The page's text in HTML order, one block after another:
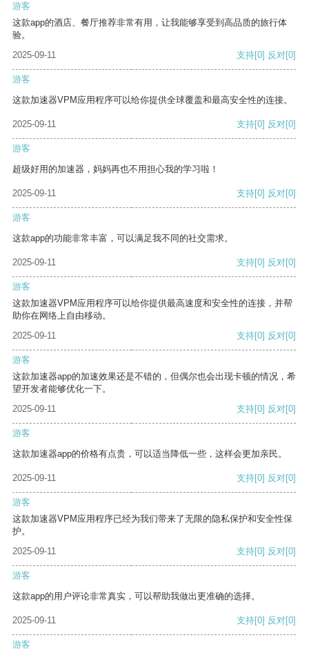
游客
这款app的酒店、餐厅推荐非常有用，让我能够享受到高品质的旅行体
验。
2025-09-11
支持[0] 反对[0]
游客
这款加速器VPM应用程序可以给你提供全球覆盖和最高安全性的连接。
2025-09-11 支持[0] 反对[0]
游客
超级好用的加速器，妈妈再也不用担心我的学习啦！
2025-09-11 支持[0] 反对[0]
游客
这款app的功能非常丰富，可以满足我不同的社交需求。
2025-09-11 支持[0] 反对[0]
游客
这款加速器VPM应用程序可以给你提供最高速度和安全性的连接，并帮
助你在网络上自由移动。
2025-09-11
支持[0] 反对[0]
游客
这款加速器app的加速效果还是不错的，但偶尔也会出现卡顿的情况，希
望开发者能够优化一下。
2025-09-11
支持[0] 反对[0]
游客
这款加速器app的价格有点贵，可以适当降低一些，这样会更加亲民。
2025-09-11 支持[0] 反对[0]
游客
这款加速器VPM应用程序已经为我们带来了无限的隐私保护和安全性保
护。
2025-09-11
支持[0] 反对[0]
游客
这款app的用户评论非常真实，可以帮助我做出更准确的选择。
2025-09-11 支持[0] 反对[0]
游客